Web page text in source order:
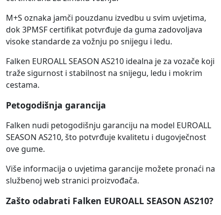
M+S oznaka jamči pouzdanu izvedbu u svim uvjetima,
dok 3PMSF certifikat potvrđuje da guma zadovoljava
visoke standarde za vožnju po snijegu i ledu.
Falken EUROALL SEASON AS210 idealna je za vozače koji
traže sigurnost i stabilnost na snijegu, ledu i mokrim
cestama.
Petogodišnja garancija
Falken nudi petogodišnju garanciju na model EUROALL
SEASON AS210, što potvrđuje kvalitetu i dugovječnost
ove gume.
Više informacija o uvjetima garancije možete pronaći na
službenoj web stranici proizvođača.
Zašto odabrati Falken EUROALL SEASON AS210?